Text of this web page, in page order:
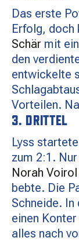
Das erste
Erfolg, doch
Schär mit
den
entwickelte
Vorteilen.
3. DRITTEL
Lyss
zum 2:1.
Norah Voirol
bebte. Die
Schneide. In
einen
alles nach